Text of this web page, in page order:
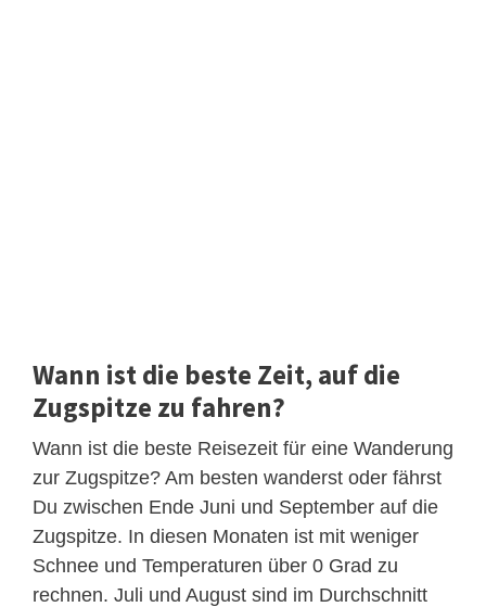
Wann ist die beste Zeit, auf die
Zugspitze zu fahren?
Wann ist die beste Reisezeit für eine Wanderung
zur Zugspitze? Am besten wanderst oder fährst
Du zwischen Ende Juni und September auf die
Zugspitze. In diesen Monaten ist mit weniger
Schnee und Temperaturen über 0 Grad zu
rechnen. Juli und August sind im Durchschnitt